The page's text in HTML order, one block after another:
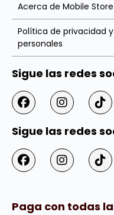
Acerca de Mobile Store
Política de privacidad
personales
Sigue las redes
Sigue las redes
Paga con todas